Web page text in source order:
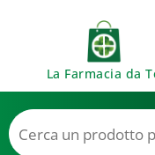
La Farmacia da